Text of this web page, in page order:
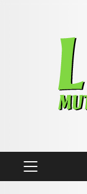
PRIMARY